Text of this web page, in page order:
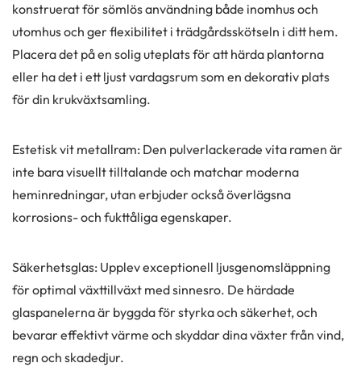
konstruerat för sömlös användning både inomhus och
utomhus och ger flexibilitet i trädgårdsskötseln i ditt hem.
Placera det på en solig uteplats för att härda plantorna
eller ha det i ett ljust vardagsrum som en dekorativ plats
för din krukväxtsamling.
Estetisk vit metallram: Den pulverlackerade vita ramen är
inte bara visuellt tilltalande och matchar moderna
heminredningar, utan erbjuder också överlägsna
korrosions- och fukttåliga egenskaper.
Säkerhetsglas: Upplev exceptionell ljusgenomsläppning
för optimal växttillväxt med sinnesro. De härdade
glaspanelerna är byggda för styrka och säkerhet, och
bevarar effektivt värme och skyddar dina växter från vind,
regn och skadedjur.